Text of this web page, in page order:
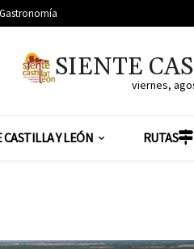
Gastronomía
SIENTE
viernes,
Y LEÓN RUTAS